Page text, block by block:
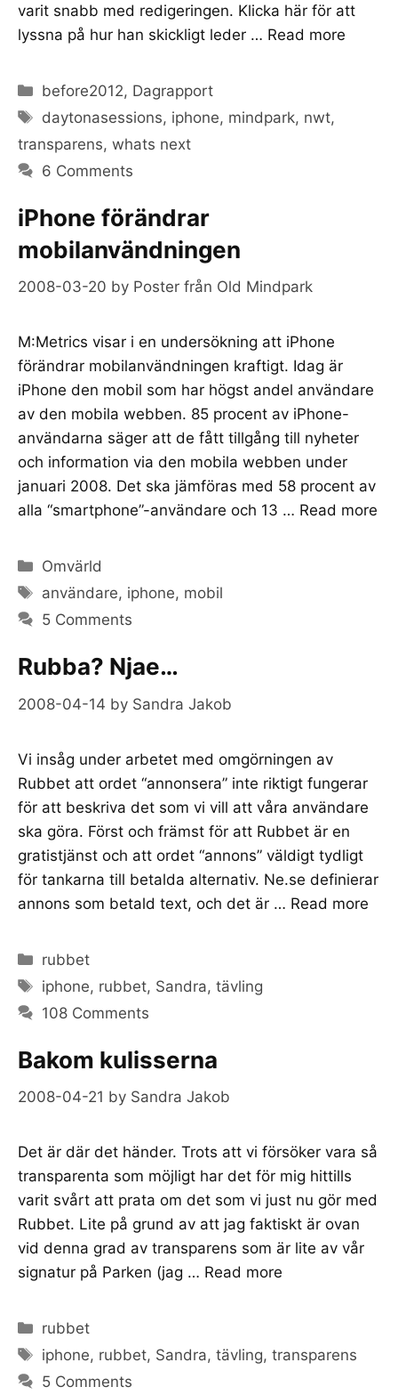
varit snabb med redigeringen. Klicka här för att
lyssna på hur han skickligt leder … Read more
Categories
before2012, Dagrapport
Tags
daytonasessions, iphone, mindpark, nwt,
transparens, whats next
6 Comments
iPhone förändrar
mobilanvändningen
2008-03-20 by Poster från Old Mindpark
M:Metrics visar i en undersökning att iPhone
förändrar mobilanvändningen kraftigt. Idag är
iPhone den mobil som har högst andel användare
av den mobila webben. 85 procent av iPhone-
användarna säger att de fått tillgång till nyheter
och information via den mobila webben under
januari 2008. Det ska jämföras med 58 procent av
alla “smartphone”-användare och 13 … Read more
Categories
Omvärld
Tags
användare, iphone, mobil
5 Comments
Rubba? Njae…
2008-04-14 by Sandra Jakob
Vi insåg under arbetet med omgörningen av
Rubbet att ordet “annonsera” inte riktigt fungerar
för att beskriva det som vi vill att våra användare
ska göra. Först och främst för att Rubbet är en
gratistjänst och att ordet “annons” väldigt tydligt
för tankarna till betalda alternativ. Ne.se definierar
annons som betald text, och det är … Read more
Categories
rubbet
Tags
iphone, rubbet, Sandra,tävling
108 Comments
Bakom kulisserna
2008-04-21 by Sandra Jakob
Det är där det händer. Trots att vi försöker vara så
transparenta som möjligt har det för mig hittills
varit svårt att prata om det som vi just nu gör med
Rubbet. Lite på grund av att jag faktiskt är ovan
vid denna grad av transparens som är lite av vår
signatur på Parken (jag … Read more
Categories
rubbet
Tags
iphone, rubbet, Sandra,tävling,transparens
5 Comments